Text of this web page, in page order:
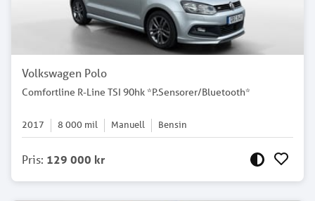
Volkswagen Polo
Comfortline R-Line TSI 90hk *P.Sensorer/Bluetooth*
2017 8 000 mil Manuell Bensin
Pris: 129 000 kr